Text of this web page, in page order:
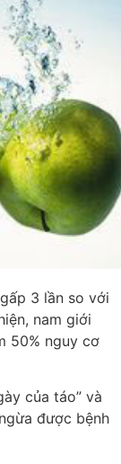
3 lần so với
nam giới
50% nguy cơ
của táo” và
được bệnh